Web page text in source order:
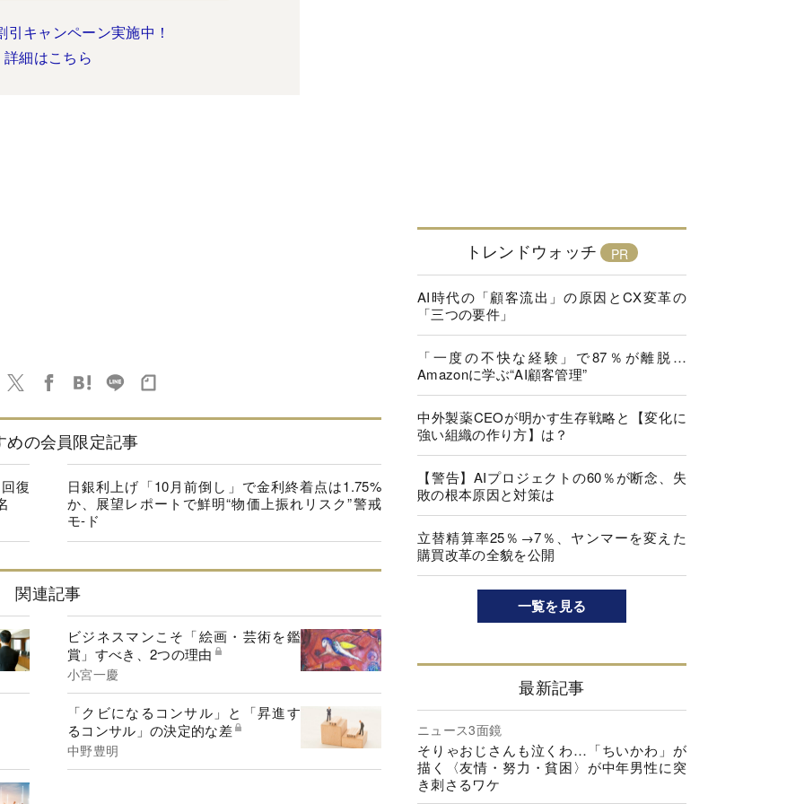
引キャンペーン実施中！
詳細はこちら
めの会員限定記事
復
日銀利上げ「10月前倒し」で金利終着点は1.75%
か、展望レポートで鮮明“物価上振れリスク”警戒
モ-ド
関連記事
ビジネスマンこそ「絵画・芸術を鑑
賞」すべき、2つの理由
小宮一慶
「クビになるコンサル」と「昇進す
るコンサル」の決定的な差
中野豊明
トレンドウォッチ
AI時代の「顧客流出」の原因とCX変革の
「三つの要件」
「一度の不快な経験」で87％が離脱…
Amazonに学ぶ“AI顧客管理”
中外製薬CEOが明かす生存戦略と【変化に
強い組織の作り方】は？
【警告】AIプロジェクトの60％が断念、失
敗の根本原因と対策は
立替精算率25％→7％、ヤンマーを変えた
購買改革の全貌を公開
一覧を見る
最新記事
ニュース3面鏡
そりゃおじさんも泣くわ…「ちいかわ」が
描く〈友情・努力・貧困〉が中年男性に突
き刺さるワケ